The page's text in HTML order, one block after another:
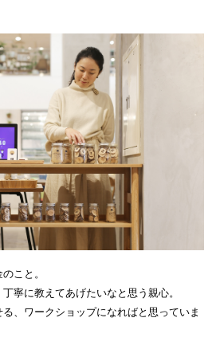
こと。
寧に教えてあげたいなと思う親心。
、ワークショップになればと思っていま